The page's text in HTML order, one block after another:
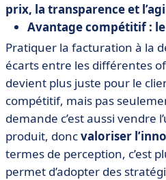
prix, la transparence et
Avantage compétitif : le
Pratiquer la facturation à la
écarts entre les différentes
devient plus juste pour le
compétitif, mais pas
demande c’est aussi vendre
produit, doncvaloriser
termes de perception, c’est
permet d’adopter des